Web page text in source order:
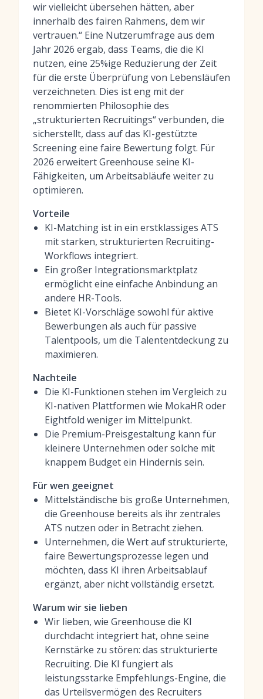
wir vielleicht übersehen hätten, aber
innerhalb des fairen Rahmens, dem wir
vertrauen.“ Eine Nutzerumfrage aus dem
Jahr 2026 ergab, dass Teams, die die KI
nutzen, eine 25%ige Reduzierung der Zeit
für die erste Überprüfung von Lebensläufen
verzeichneten. Dies ist eng mit der
renommierten Philosophie des
„strukturierten Recruitings“ verbunden, die
sicherstellt, dass auf das KI-gestützte
Screening eine faire Bewertung folgt. Für
2026 erweitert Greenhouse seine KI-
Fähigkeiten, um Arbeitsabläufe weiter zu
optimieren.
Vorteile
KI-Matching ist in ein erstklassiges ATS
mit starken, strukturierten Recruiting-
Workflows integriert.
Ein großer Integrationsmarktplatz
ermöglicht eine einfache Anbindung an
andere HR-Tools.
Bietet KI-Vorschläge sowohl für aktive
Bewerbungen als auch für passive
Talentpools, um die Talententdeckung zu
maximieren.
Nachteile
Die KI-Funktionen stehen im Vergleich zu
KI-nativen Plattformen wie MokaHR oder
Eightfold weniger im Mittelpunkt.
Die Premium-Preisgestaltung kann für
kleinere Unternehmen oder solche mit
knappem Budget ein Hindernis sein.
Für wen geeignet
Mittelständische bis große Unternehmen,
die Greenhouse bereits als ihr zentrales
ATS nutzen oder in Betracht ziehen.
Unternehmen, die Wert auf strukturierte,
faire Bewertungsprozesse legen und
möchten, dass KI ihren Arbeitsablauf
ergänzt, aber nicht vollständig ersetzt.
Warum wir sie lieben
Wir lieben, wie Greenhouse die KI
durchdacht integriert hat, ohne seine
Kernstärke zu stören: das strukturierte
Recruiting. Die KI fungiert als
leistungsstarke Empfehlungs-Engine, die
das Urteilsvermögen des Recruiters